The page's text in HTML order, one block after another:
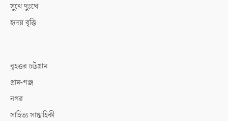
সুখে দুঃখে
হৃদয় বৃত্তি
বৃহত্তর চট্টগ্রাম
গ্রাম-গঞ্জ
নগর
সাহিত্য সাপ্তাহিকী